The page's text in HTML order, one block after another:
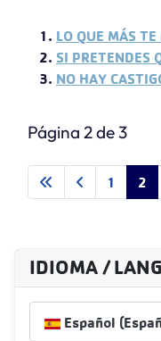
LO QUE MÁS
SI PRETENDES
NO HAY
Página 2 de 3
1 2
IDIOMA /
Seleccione su
Español